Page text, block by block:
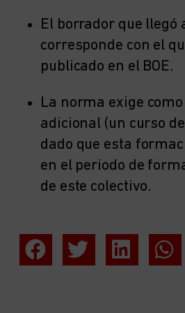
El borrador que llegó
corresponde con el
publicado en el BOE.
La norma exige
adicional (un curso
dado que esta
en el periodo de
de este colectivo.